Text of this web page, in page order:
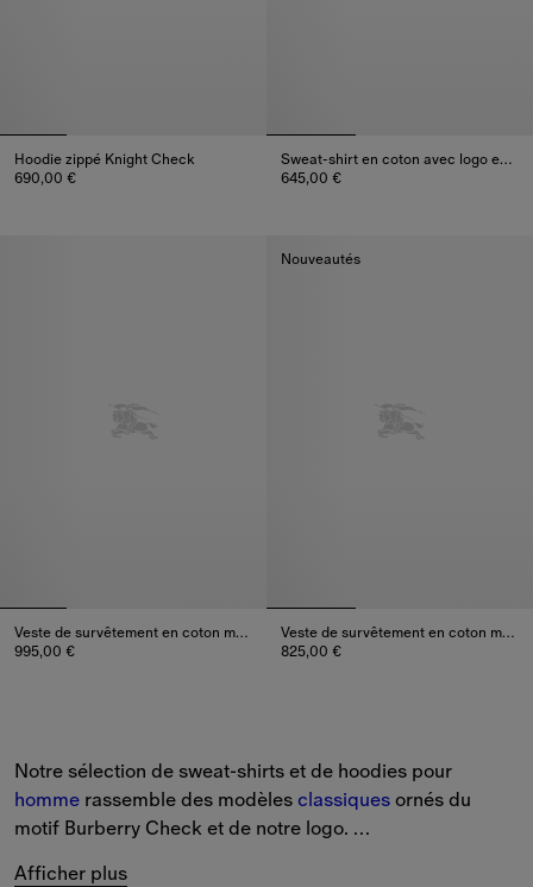
homme rassemble des modèles classiques ornés du
motif Burberry Check et de notre logo.
Afficher plus
Hoodie zippé Knight Check
690,00 €
Sweat-shirt en coton avec logo en cursive Check
645,00 €
Veste de survêtement en coton mélangé à détails Check
995,00 €
Nouveautés
Veste de survêtement en coton mélangé
825,00 €